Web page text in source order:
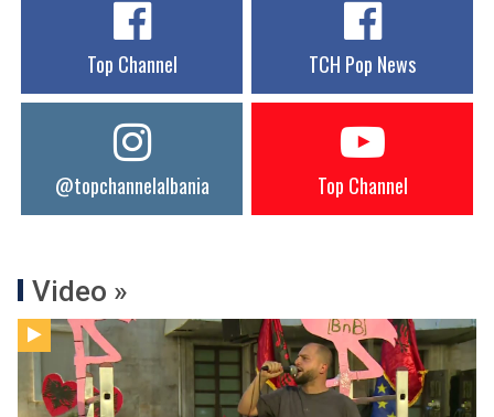
Top Channel TCH Pop News
@topchannelalbania Top Channel
Video »